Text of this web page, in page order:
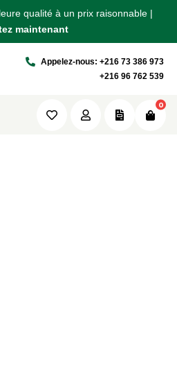
qualité à un prix raisonnable |
maintenant
qualité à un prix raisonnable |
maintenant
qualité à un prix raisonnable |
maintenant
Appelez-nous: +216 73 386 973
+216 96 762 539
0